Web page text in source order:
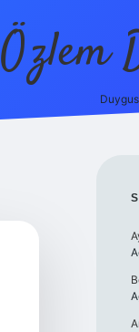
Özlem